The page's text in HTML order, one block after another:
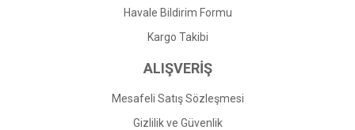
Gönder
Havale Bildirim Formu
Kargo Takibi
ALIŞVERİŞ
Mesafeli Satış Sözleşmesi
Gizlilik ve Güvenlik